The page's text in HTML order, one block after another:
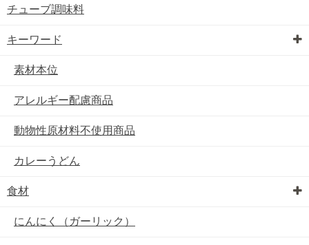
チューブ調味料
キーワード
素材本位
アレルギー配慮商品
動物性原材料不使用商品
カレーうどん
食材
にんにく（ガーリック）